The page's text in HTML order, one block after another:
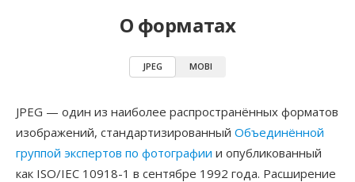
О форматах
JPEG MOBI
JPEG — один из наиболее распространённых форматов
изображений, стандартизированный Объединённой
группой экспертов по фотографии и опубликованный
как ISO/IEC 10918-1 в сентябре 1992 года. Расширение